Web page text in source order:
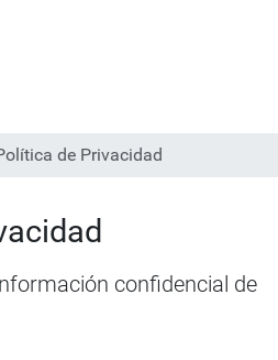
de Privacidad
confidencial de